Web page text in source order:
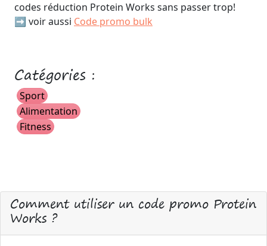
codes réduction Protein Works sans passer trop!
➡️ voir aussi Code promo bulk
Catégories :
Sport
Alimentation
Fitness
Comment utiliser un code promo Protein
Works ?